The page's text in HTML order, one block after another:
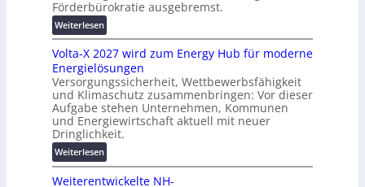
n
g
s
l
ö
s
u
n
g
e
n
h
u
t
z
u
n
d
d
i
g
i
t
a
Förderbürokratie ausgebremst.
Weiterlesen:
M
a
s
c
h
i
n
e
n
b
Volta-X 2027 wird zum Energy Hub für moderne
Energielösungen
Versorgungssicherheit, Wettbewerbsfähigkeit
und Klimaschutz zusammenbringen: Vor dieser
Aufgabe stehen Unternehmen, Kommunen
und Energiewirtschaft aktuell mit neuer
Dringlichkeit.
Weiterlesen:
V
o
Weiterentwickelte NH-